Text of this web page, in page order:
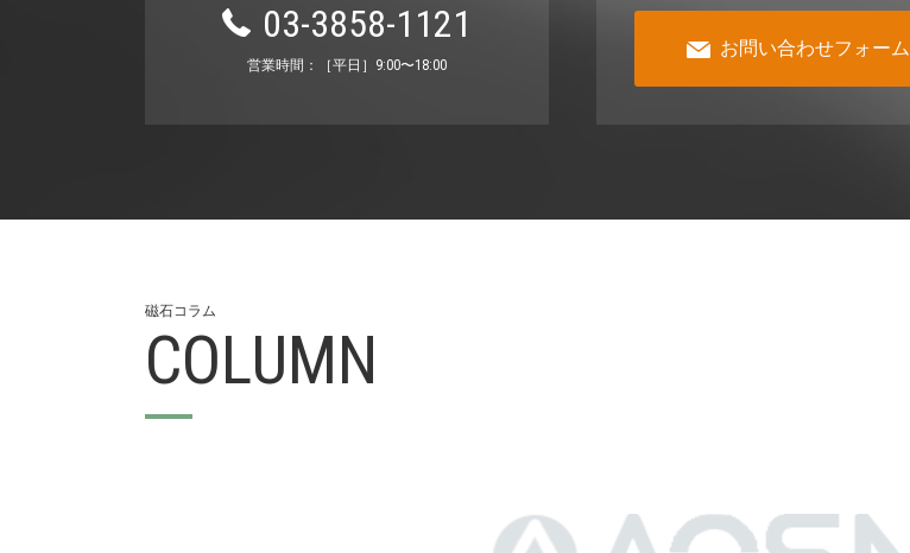
03-3858-1121
営業時間：［平⽇］9:00〜18:00
お問い合わせフォーム
磁⽯コラム
COLUMN